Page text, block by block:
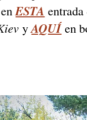
enESTA
yAQUÍen